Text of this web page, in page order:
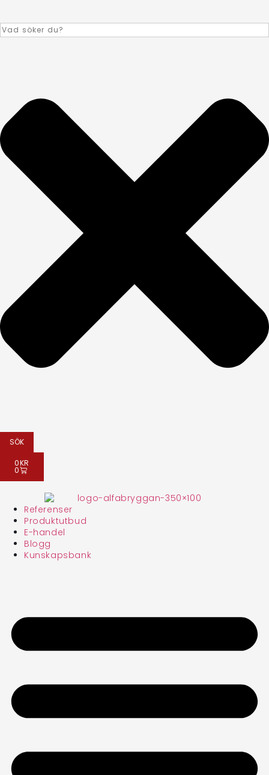
SÖK
0KR
0
Referenser
Produktutbud
E-handel
Blogg
Kunskapsbank